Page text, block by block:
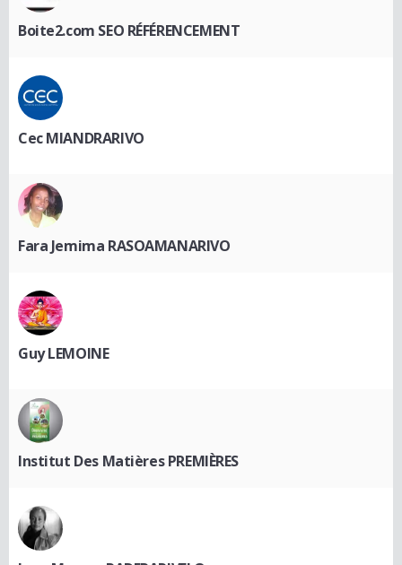
Boite2.com SEO RÉFÉRENCEMENT
Cec MIANDRARIVO
Fara Jemima RASOAMANARIVO
Guy LEMOINE
Institut Des Matières PREMIÈRES